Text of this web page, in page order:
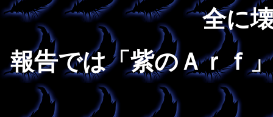
全に
報告では「紫のＡｒｆ